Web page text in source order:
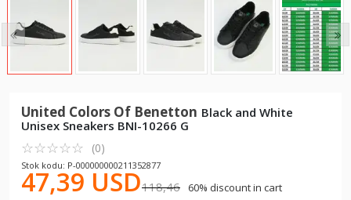
United Colors Of Benetton Black and White
Unisex Sneakers BNI-10266 G
☆☆☆☆☆
★★★★★ (0)
Stok kodu: P-000000000211352877
47,39 USD118,46 60% discount in cart